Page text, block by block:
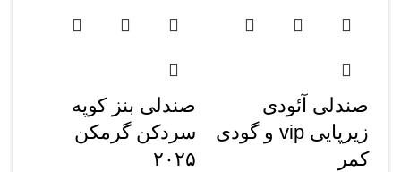
صندلی آئودی
زیرپایی vip و گودی
کمر
صندلی بنز کوپه
سردکن گرمکن
۲۰۲۵